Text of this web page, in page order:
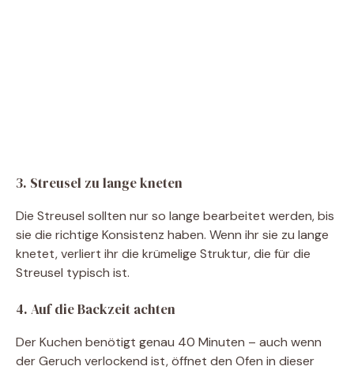
3. Streusel zu lange kneten
Die Streusel sollten nur so lange bearbeitet werden, bis
sie die richtige Konsistenz haben. Wenn ihr sie zu lange
knetet, verliert ihr die krümelige Struktur, die für die
Streusel typisch ist.
4. Auf die Backzeit achten
Der Kuchen benötigt genau 40 Minuten – auch wenn
der Geruch verlockend ist, öffnet den Ofen in dieser